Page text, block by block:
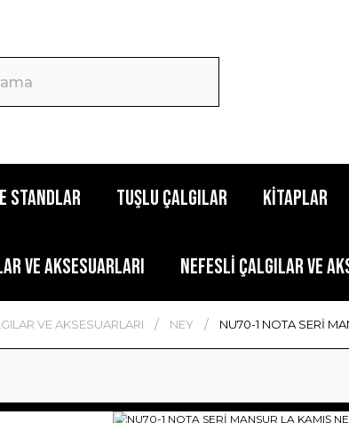
STANDLAR TUŞLU ÇALGILAR KİTAPLAR
VE AKSESUARLARI NEFESLİ ÇALGILAR VE
VE AKSESUARLARI NEY NU70-1 NOTA SERİ